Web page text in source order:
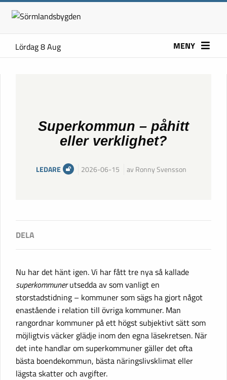
Lördag 8 Aug MENY
Superkommun – påhitt
eller verklighet?
LEDARE 2026-06-15 av Ronny Svensson
Nu har det hänt igen. Vi har fått tre nya så kallade
superkommunerutsedda av som vanligt en
storstadstidning – kommuner som sägs ha gjort något
enastående i relation till övriga kommuner. Man
rangordnar kommuner på ett högst subjektivt sätt som
möjligtvis väcker glädje inom den egna läsekretsen. När
det inte handlar om superkommuner gäller det ofta
bästa boendekommun, bästa näringslivsklimat eller
lägsta skatter och avgifter.